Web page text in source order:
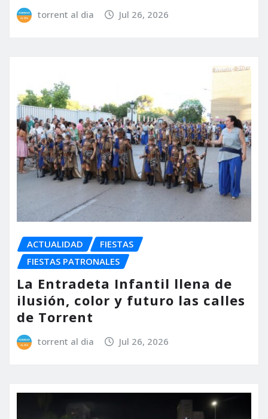
torrent al dia Jul 26, 2026
ACTUALIDAD
FIESTAS
FIESTAS PATRONALES
La Entradeta Infantil llena de
ilusión, color y futuro las calles
de Torrent
torrent al dia Jul 26, 2026